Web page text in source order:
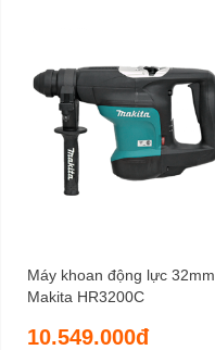
Máy khoan động lực 32mm
Makita HR3200C
10.549.000đ